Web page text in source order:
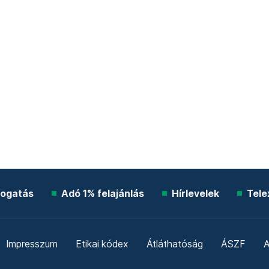
Adó 1% felajánlás Hírlevelek
Impresszum Etikai kódex Átláthatóság ÁSZF